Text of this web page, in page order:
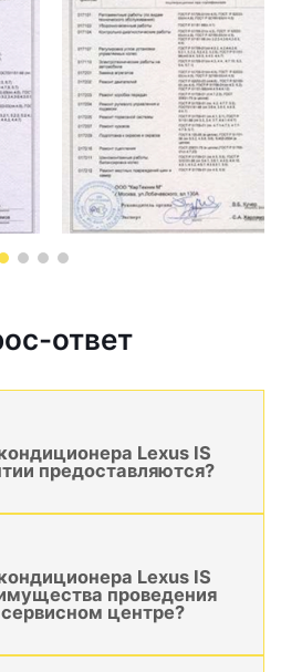
ответ
Lexus IS
предоставляются?
Lexus IS
проведения
центре?